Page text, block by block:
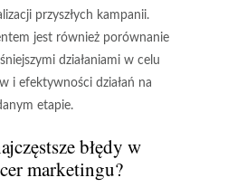
przyszłych kampanii.
jest również porównanie
działaniami w celu
i efektywności działań na
etapie.
błędy w
marketingu?